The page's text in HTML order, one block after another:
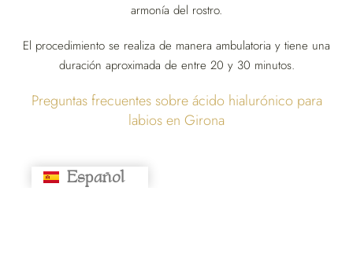
armonía del rostro.
El procedimiento se realiza de manera ambulatoria y tiene una
duración aproximada de entre 20 y 30 minutos.
Preguntas frecuentes sobre ácido hialurónico para
labios en Girona
Español
Русский